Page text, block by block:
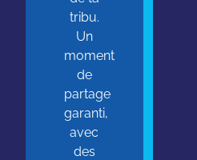
tribu.
Un
moment
de
partage
garanti,
avec
des